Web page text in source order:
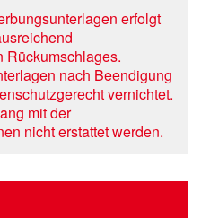
erfolgt
Rückumschlages.
nach Beendigung
vernichtet.
mit der
nicht erstattet werden.